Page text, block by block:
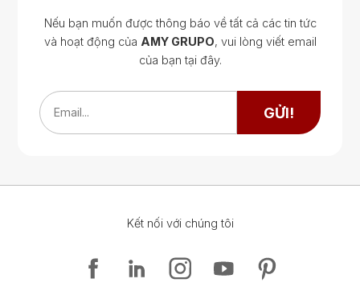
Nếu bạn muốn được thông báo về tất cả các tin tức
và hoạt động của AMY GRUPO, vui lòng viết email
của bạn tại đây.
Email... GỬI!
Kết nối với chúng tôi